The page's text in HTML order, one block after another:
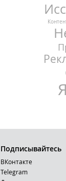
Подписывайтесь
ВКонтакте
Telegram